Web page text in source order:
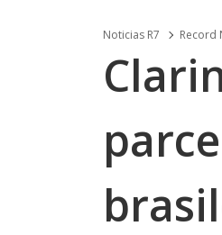
Noticias R7 Record